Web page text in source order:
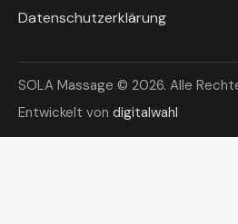
Datenschutzerklärung
SOLA Massage © 2026. Alle
Entwickelt von digitalwahl